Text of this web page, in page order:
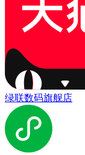
绿联数码旗舰店